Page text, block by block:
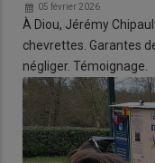
05 février 2026
À Diou, Jérémy
chevrettes. Garantes
négliger. Témoignage.